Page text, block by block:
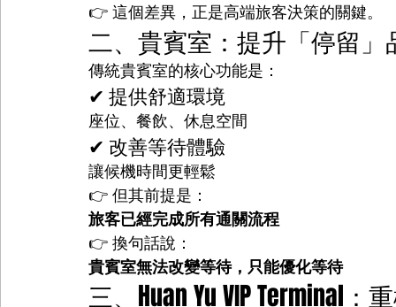
👉 這個差異，正是高端旅客決策的關鍵。
二、貴賓室：提升「停留」
傳統貴賓室的核心功能是：
✔ 提供舒適環境
座位、餐飲、休息空間
✔ 改善等待體驗
讓候機時間更輕鬆
👉 但其前提是：
旅客已經完成所有通關流程
👉 換句話說：
貴賓室無法改變等待，只能優化等待
三、Huan Yu VIP Terminal：